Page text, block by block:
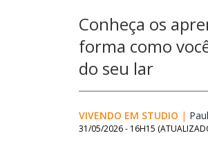
Conheça os
forma como
do seu lar
VIVENDO EM STUDIO |
31/05/2026 - 16H15